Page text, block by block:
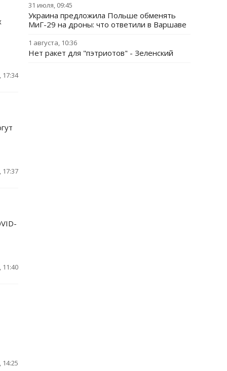
17:34
17:37
11:40
14:25
31 июля, 09:45
Украина предложила Польше обменять
МиГ-29 на дроны: что ответили в Варшаве
1 августа, 10:36
Нет ракет для "пэтриотов" - Зеленский